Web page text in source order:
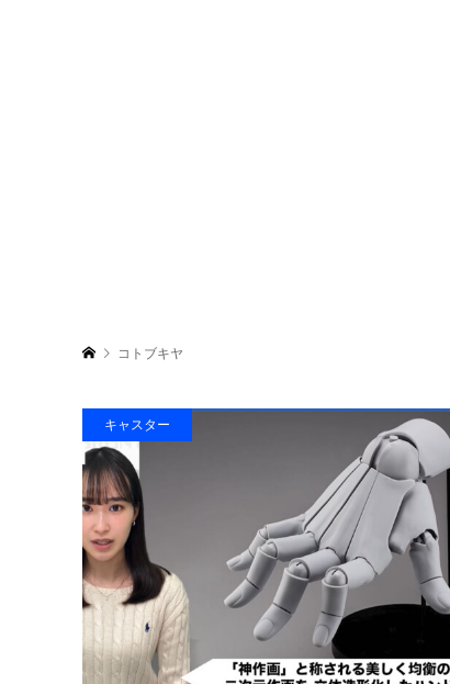
コトブキヤ
キャスター